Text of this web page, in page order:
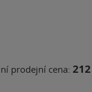
prodejní cena: